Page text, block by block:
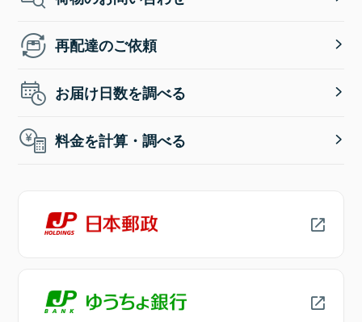
再配達のご依頼
お届け日数を調べる
料金を計算・調べる